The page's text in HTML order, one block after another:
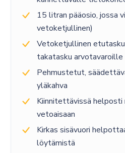
15 litran pääosio, jossa
vetoketjullinen)
Vetoketjullinen
takatasku arvotavaroille
Pehmustetut,
yläkahva
Kiinnitettävissä helposti
vetoaisaan
Kirkas sisävuori
löytämistä